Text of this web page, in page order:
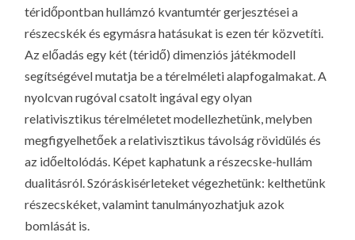
téridőpontban hullámzó kvantumtér gerjesztései a
részecskék és egymásra hatásukat is ezen tér közvetíti.
Az előadás egy két (téridő) dimenziós játékmodell
segítségével mutatja be a térelméleti alapfogalmakat. A
nyolcvan rugóval csatolt ingával egy olyan
relativisztikus térelméletet modellezhetünk, melyben
megfigyelhetőek a relativisztikus távolság rövidülés és
az időeltolódás. Képet kaphatunk a részecske-hullám
dualitásról. Szóráskisérleteket végezhetünk: kelthetünk
részecskéket, valamint tanulmányozhatjuk azok
bomlását is.